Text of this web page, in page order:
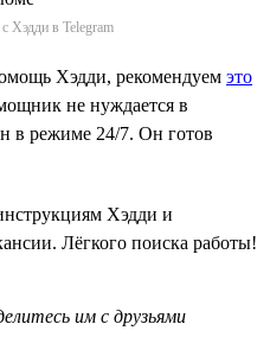
Хэдди в Telegram
Хэдди, рекомендуем это
не нуждается в
в режиме 24/7. Он готов
Хэдди и
Лёгкого поиска работы!
им с друзьями